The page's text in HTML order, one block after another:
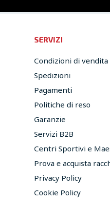
SERVIZI
Condizioni di vendita
Spedizioni
Pagamenti
Politiche di reso
Garanzie
Servizi B2B
Centri Sportivi e
Prova e acquista
Privacy Policy
Cookie Policy